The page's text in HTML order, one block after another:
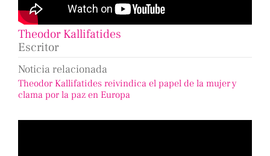
Theodor Kallifatides
Escritor
Noticia relacionada
Theodor Kallifatides reivindica el papel de la mujer y
clama por la paz en Europa